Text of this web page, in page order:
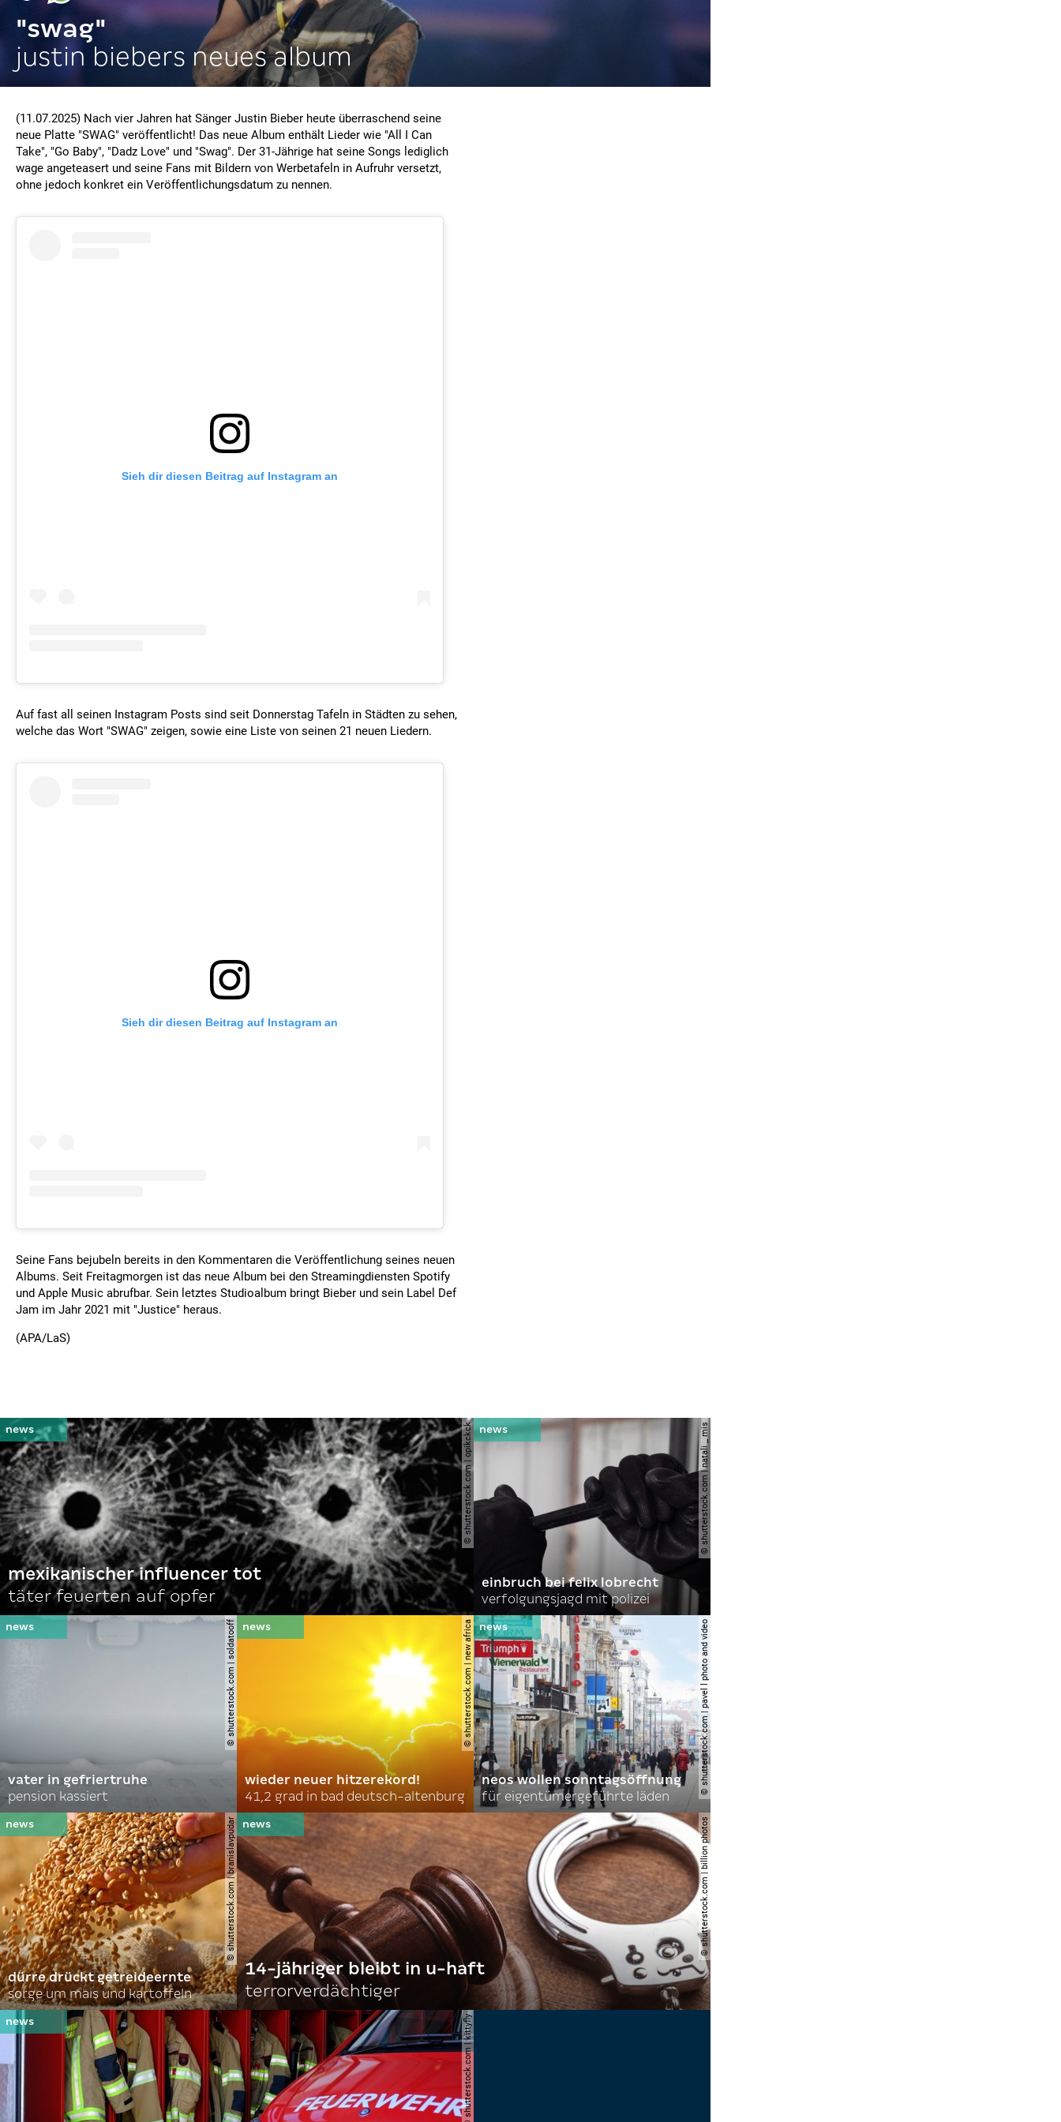
"swag"
justin biebers neues album
(11.07.2025) Nach vier Jahren hat Sänger Justin Bieber heute überraschend seine
neue Platte "SWAG" veröffentlicht! Das neue Album enthält Lieder wie "All I Can
Take", "Go Baby", "Dadz Love" und "Swag". Der 31-Jährige hat seine Songs lediglich
wage angeteasert und seine Fans mit Bildern von Werbetafeln in Aufruhr versetzt,
ohne jedoch konkret ein Veröffentlichungsdatum zu nennen.
Sieh dir diesen Beitrag auf Instagram an
Auf fast all seinen Instagram Posts sind seit Donnerstag Tafeln in Städten zu sehen,
welche das Wort "SWAG" zeigen, sowie eine Liste von seinen 21 neuen Liedern.
Sieh dir diesen Beitrag auf Instagram an
Seine Fans bejubeln bereits in den Kommentaren die Veröffentlichung seines neuen
Albums. Seit Freitagmorgen ist das neue Album bei den Streamingdiensten Spotify
und Apple Music abrufbar. Sein letztes Studioalbum bringt Bieber und sein Label Def
Jam im Jahr 2021 mit "Justice" heraus.
(APA/LaS)
© shutterstock.com | opikckck
mexikanischer influencer tot
täter feuerten auf opfer
© shutterstock.com | natali _ mis
einbruch bei felix lobrecht
verfolgungsjagd mit polizei
© shutterstock.com | soldatooff
vater in gefriertruhe
pension kassiert
© shutterstock.com | new africa
wieder neuer hitzerekord!
41,2 grad in bad deutsch-altenburg
© shutterstock.com | pavel l photo and video
neos wollen sonntagsöffnung
für eigentümergeführte läden
© shutterstock.com | branislavpudar
dürre drückt getreideernte
sorge um mais und kartoffeln
© shutterstock.com | billion photos
14-jähriger bleibt in u-haft
terrorverdächtiger
© shutterstock.com | kittyfly